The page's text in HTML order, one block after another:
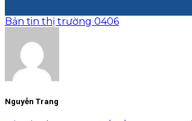
Bản tin thị trường 0406
Nguyễn Trang